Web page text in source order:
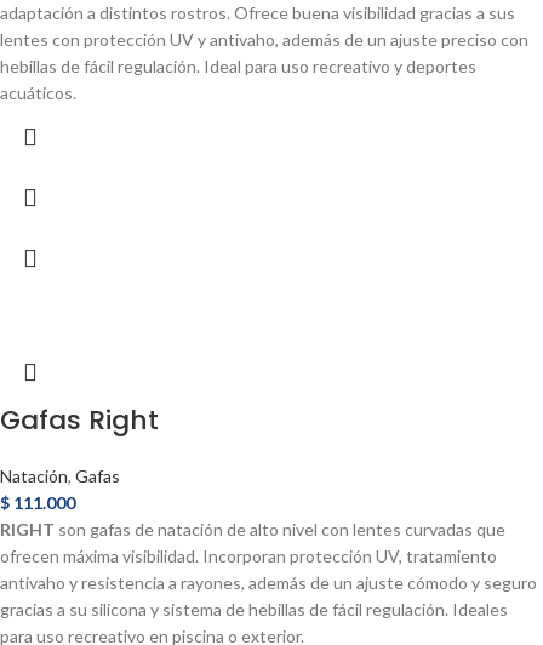
adaptación a distintos rostros. Ofrece buena visibilidad gracias a sus
lentes con protección UV y antivaho, además de un ajuste preciso con
hebillas de fácil regulación. Ideal para uso recreativo y deportes
acuáticos.
Gafas Right
Natación, Gafas
$ 111.000
RIGHT son gafas de natación de alto nivel con lentes curvadas que
ofrecen máxima visibilidad. Incorporan protección UV, tratamiento
antivaho y resistencia a rayones, además de un ajuste cómodo y seguro
gracias a su silicona y sistema de hebillas de fácil regulación. Ideales
para uso recreativo en piscina o exterior.